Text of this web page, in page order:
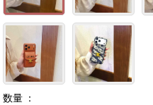
数量 ：